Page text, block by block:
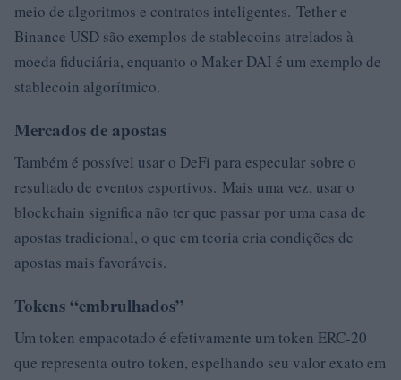
meio de algoritmos e contratos inteligentes. Tether e
Binance USD são exemplos de stablecoins atrelados à
moeda fiduciária, enquanto o Maker DAI é um exemplo de
stablecoin algorítmico.
Mercados de apostas
Também é possível usar o DeFi para especular sobre o
resultado de eventos esportivos. Mais uma vez, usar o
blockchain significa não ter que passar por uma casa de
apostas tradicional, o que em teoria cria condições de
apostas mais favoráveis.
Tokens “embrulhados”
Um token empacotado é efetivamente um token ERC-20
que representa outro token, espelhando seu valor exato em